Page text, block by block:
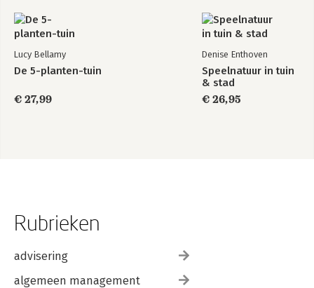
Lucy Bellamy
De 5-planten-tuin
€ 27,99
Denise Enthoven
Speelnatuur in tuin
& stad
€ 26,95
Rubrieken
advisering
algemeen management